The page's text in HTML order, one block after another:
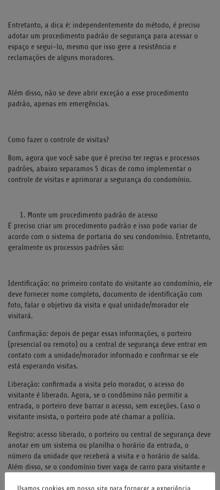
Entretanto, a dica é: independentemente do método, é preciso
adotar um procedimento padrão de segurança para acessar o
espaço e segui-lo, mesmo que isso gere a resistência e
reclamações de alguns moradores.
Além disso, não se deve abrir exceção a esse procedimento
padrão, apenas em emergências.
Como fazer o controle de visitas?
Bom, agora que você sabe que é preciso ter regras e processos
padrões, abaixo separamos 5 dicas de como implementar o
controle de visitas e aprimorar a segurança do condomínio.
Monte um procedimento padrão de acesso
É preciso criar um procedimento padrão e isso pode variar de
acordo com o sistema de portaria do seu condomínio. Entretanto,
geralmente os processos padrões são:
Identificação: no primeiro contato do visitante ao condomínio, ele
deve fornecer nome completo, documento de identificação com
foto, falar o objetivo da visita e qual unidade/morador ele
visitará.
Confirmação: depois de pegar essas informações, o porteiro
(presencial ou remoto) ou a central de segurança deve entrar em
contato com a unidade/morador informado e confirmar se ele
está esperando visitas.
Liberação: confirmada a visita pelo morador, o acesso do
visitante é liberado. Agora, se o condômino não permitir a
entrada, o porteiro deve barrar o acesso, sem exceções. Caso o
visitante insista, o porteiro pode até chamar a polícia.
Registro: acesso liberado, o porteiro ou central de segurança deve
anotar em um sistema ou planilha o horário da entrada, o
número da unidade que receberá a visita e o horário de saída.
Além disso, se o condomínio tiver vaga de carro para visitante e